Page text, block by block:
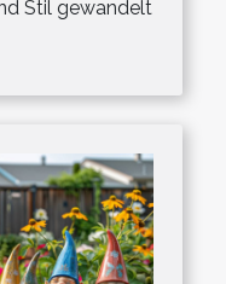
Stil gewandelt